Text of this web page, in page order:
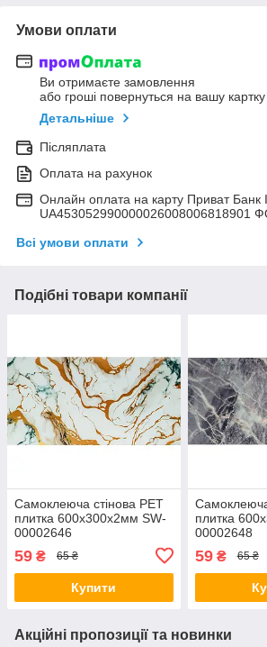
Умови оплати
Ви отримаєте замовлення
або гроші повернуться на вашу картку
Детальніше
Післяплата
Оплата на рахунок
Онлайн оплата на карту Приват Банк
UA453052990000026008006818901
Всі умови оплати
Подібні товари компанії
Самоклеюча стінова PET
плитка 600х300х2мм SW-
00002646
59 ₴ 65 ₴
Купити
плитка
00002648
59₴ 65 ₴
Акційні пропозиції та новинки